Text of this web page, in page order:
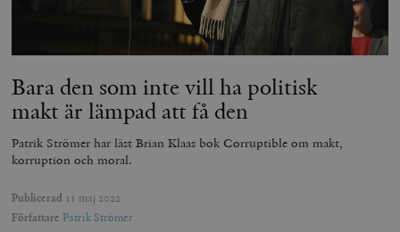
Bara den som inte vill ha politisk
makt är lämpad att få den
Patrik Strömer har läst Brian Klaas bok Corruptible om makt,
korruption och moral.
Publicerad 11 maj 2022
Författare Patrik Strömer